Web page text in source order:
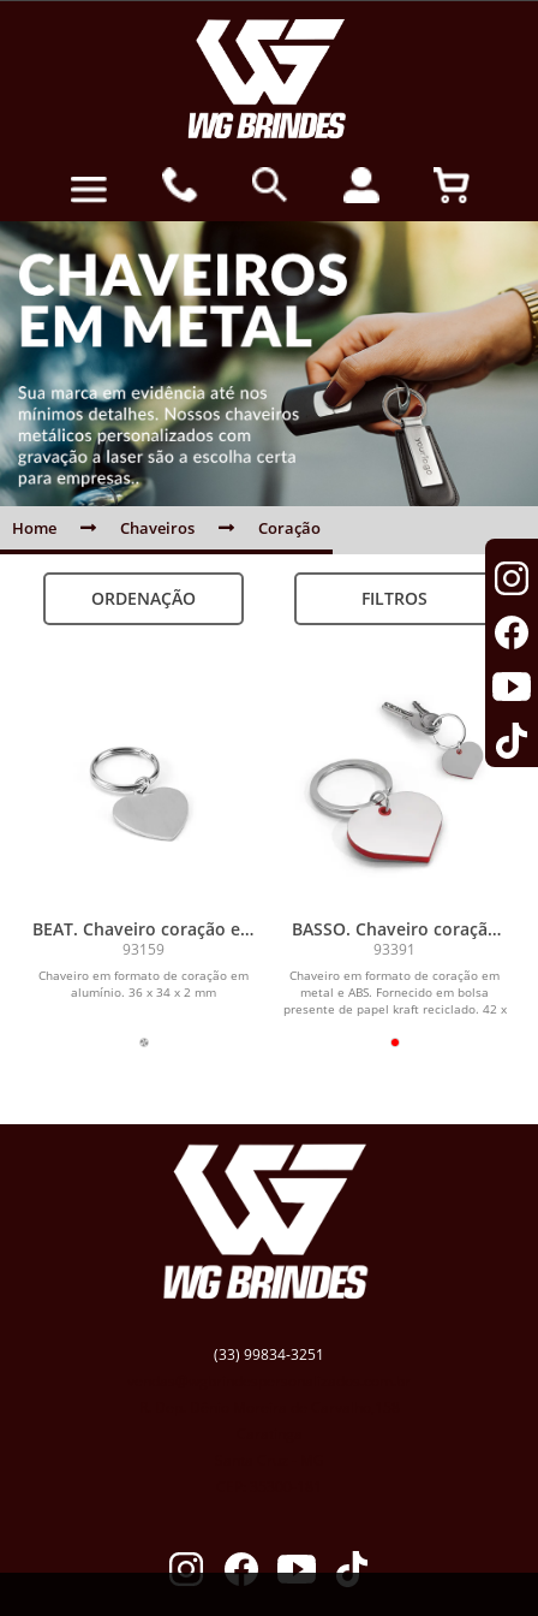
Home Chaveiros Coração
ORDENAÇÃO FILTROS
BEAT. Chaveiro coração em
alumínio
93159
Chaveiro em formato de coração em
alumínio. 36 x 34 x 2 mm
BASSO. Chaveiro coração
em metal e ABS
93391
Chaveiro em formato de coração em
metal e ABS. Fornecido em bolsa
presente de papel kraft reciclado. 42 x
(33) 99834-3251